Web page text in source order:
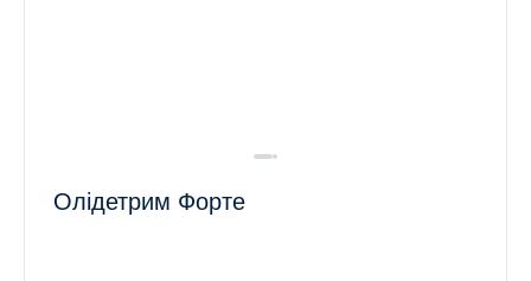
Олідетрим Форте